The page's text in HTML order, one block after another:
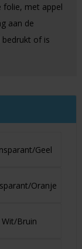
folie, met appel
aan de
of is
Geel
Oranje
Wit/Bruin